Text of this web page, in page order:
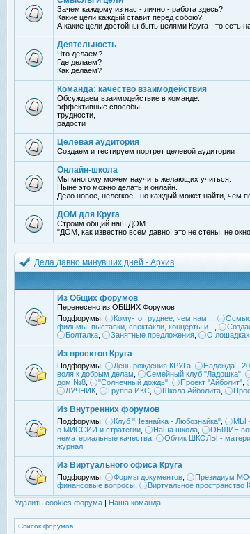
Зачем каждому из нас - лично - работа здесь?
Какие цели каждый ставит перед собою?
А какие цели достойны быть целями Круга - то есть
Деятельность
Что делаем?
Где делаем?
Как делаем?
Команда: качество взаимодействия
Обсуждаем взаимодействие в команде:
эффективные способы,
трудности,
радости
Целевая аудитория
Создаем и тестируем портрет целевой аудитории
Онлайн-школа
Мы многому можем научить желающих учиться.
Ныне это можно делать и онлайн.
Дело новое, нелегкое - но каждый может найти, чем
ДОМ для Круга
Строим общий наш ДОМ.
"ДОМ, как известно всем давно, это не стены, не
Дела давно минувших дней - Архив
Из Общих форумов
Перенесено из ОБЩИХ Форумов
Подфорумы:
Кому-то труднее, чем нам...
фильмы, выставки, спектакли, концерты и...
Болталка
Занятные предложения О
Из проектов Круга
Подфорумы: День рождения КРУГа Надежда -
воля к добрым делам
Семейный клуб "Ладошка"
дом №8
"Солнечный дождь" Проект "Айболит"
ЛУЧНИК
Группа ИКС Школа Айболита
Из Внутренних форумов
Подфорумы: Клуб "Незнайка - Любознайка" МЫ -
о МИССИИ и стратегии
Наша школа ОБЩИЕ
нематериальные качества
Облик ШКОЛЫ -
журнал
Из Виртуального офиса Круга
Подфорумы: Формы документов Президиум
финансовые вопросы
Виртуальное пространство
Удалить cookies форума | Наша команда
Список форумов